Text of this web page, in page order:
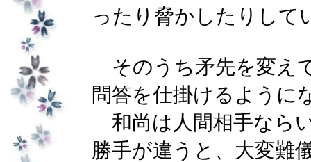
ったり脅かしたりして
そのうち矛先を変え
問答を仕掛けるように
和尚は人間相手なら
勝手が違うと、大変難